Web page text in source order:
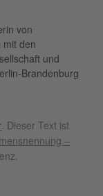
von
mit den
und
Brandenburg
. Dieser Text ist
–